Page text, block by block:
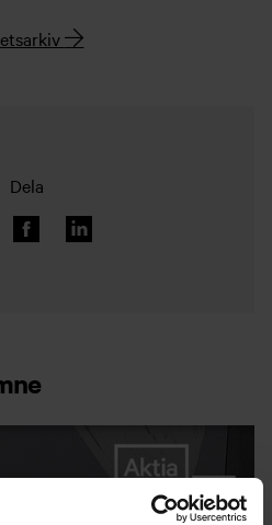
Dela